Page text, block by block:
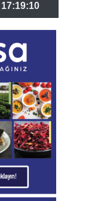
sunan ürün hacmini
17:19:11